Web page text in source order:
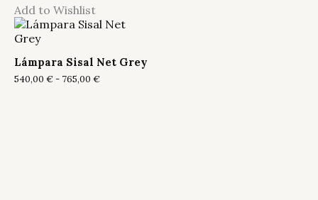
Add to Wishlist
Lámpara Sisal Net Grey
540,00 €- 765,00 €Rango